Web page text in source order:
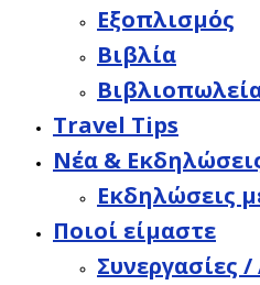
Εξοπλισμός
Βιβλία
Travel Tips
Νέα &
Εκδηλώσεις
Ποιοί είμαστε
Συνεργασίες